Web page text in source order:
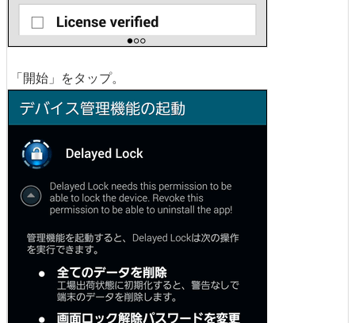
「開始」をタップ。